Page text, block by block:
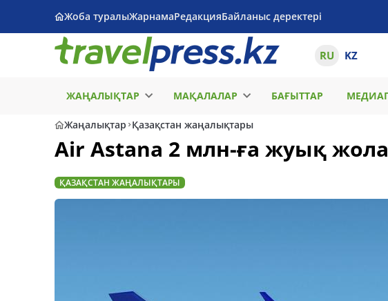
Жоба туралыЖарнамаРедакцияБайланыс деректері
RU KZ
ЖАҢАЛЫҚТАР МАҚАЛАЛАР БАҒЫТТАР
Жаңалықтар Қазақстан жаңалықтары
Air Astana 2 млн-ға жуық
ҚАЗАҚСТАН ЖАҢАЛЫҚТАРЫ